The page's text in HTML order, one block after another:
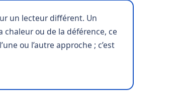
un lecteur différent. Un
ou de la déférence, ce
ou l’autre approche ; c’est